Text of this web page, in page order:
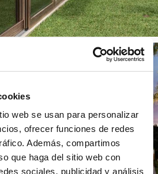
web se usan para personalizar
ofrecer funciones de redes
Además, compartimos
que haga del sitio web con
sociales, publicidad y análisis